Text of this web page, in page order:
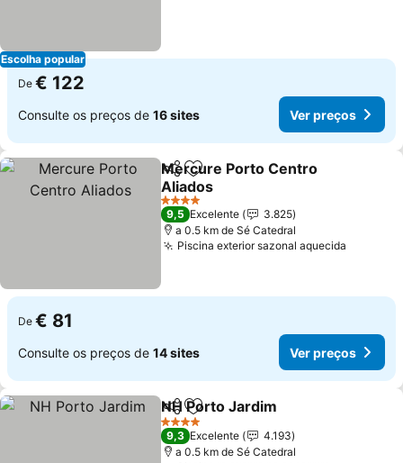
Escolha popular
De € 122
Consulte os preços de 16 sites Ver preços
PartilharAdicionar aos favoritos
Mercure Porto Centro
Aliados
Ver preços
4 Estrelas
9,5 Excelente
3.825
a 0.5 km de Sé Catedral
Piscina exterior sazonal aquecida
De € 81
Consulte os preços de 14 sites Ver preços
PartilharAdicionar aos favoritos
NH Porto Jardim
4 Estrelas
9,3 Excelente
4.193
a 0.5 km de Sé Catedral